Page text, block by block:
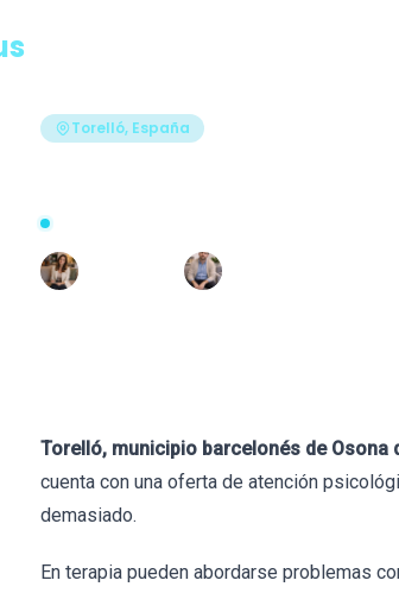
Torelló, España
Torelló, municipio barcelonés de Osona
cuenta con una oferta de atención
demasiado.
En terapia pueden abordarse problemas